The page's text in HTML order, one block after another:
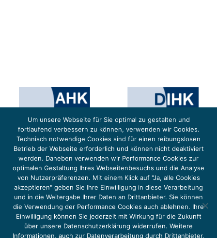
Das Projekt YOUNG ENERGY EUROPE wird gefördert durch die Europäische Klimaschutzinitiative (EUKI).
Die EUKI ist ein Förderinstrument des deutschen Bundesministeriums für Umwelt, Klimaschutz,
Naturschutz und nukleare Sicherheit (BMUKN). Übergeordnetes Ziel der EUKI ist eine Intensivierung des
grenzüberschreitenden Dialogs sowie des Wissens- und Erfahrungsaustauschs in der Europäischen Union,
um gemeinsam die Umsetzung des Paris Abkommens voranzutreiben.
Um unsere Webseite für Sie optimal zu gestalten und
fortlaufend verbessern zu können, verwenden wir Cookies.
Technisch notwendige Cookies sind für einen reibungslosen
Betrieb der Webseite erforderlich und können nicht deaktiviert
werden. Daneben verwenden wir Performance Cookies zur
optimalen Gestaltung Ihres Webseitenbesuchs und die Analyse
von Nutzerpräferenzen. Mit einem Klick auf "Ja, alle Cookies
akzeptieren" geben Sie Ihre Einwilligung in diese Verarbeitung
und in die Weitergabe Ihrer Daten an Drittanbieter. Sie können
die Verwendung der Performance Cookies auch ablehnen. Ihre
Einwilligung können Sie jederzeit mit Wirkung für die Zukunft
über unsere Datenschutzerklärung widerrufen. Weitere
Informationen, auch zur Datenverarbeitung durch Drittanbieter,